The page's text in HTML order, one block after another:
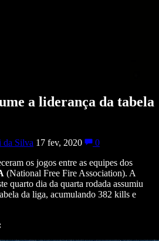
a liderança da tabela
da Silva 17 fev, 2020
0
os jogos entre as equipes dos
(National Free Fire Association). A
quarto dia da quarta rodada assumiu
da liga, acumulando 382 kills e